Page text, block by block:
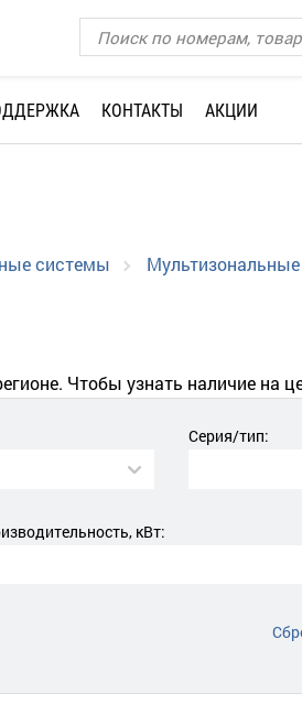
КОНТАКТЫ АКЦИИ
системы
Чтобы узнать наличие на
Серия/тип:
кВт: